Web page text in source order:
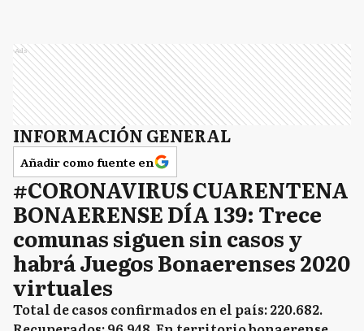
Ads
INFORMACIÓN GENERAL
Añadir como fuente en
#CORONAVIRUS CUARENTENA
BONAERENSE DÍA 139: Trece
comunas siguen sin casos y
habrá Juegos Bonaerenses 2020
virtuales
Total de casos confirmados en el país: 220.682.